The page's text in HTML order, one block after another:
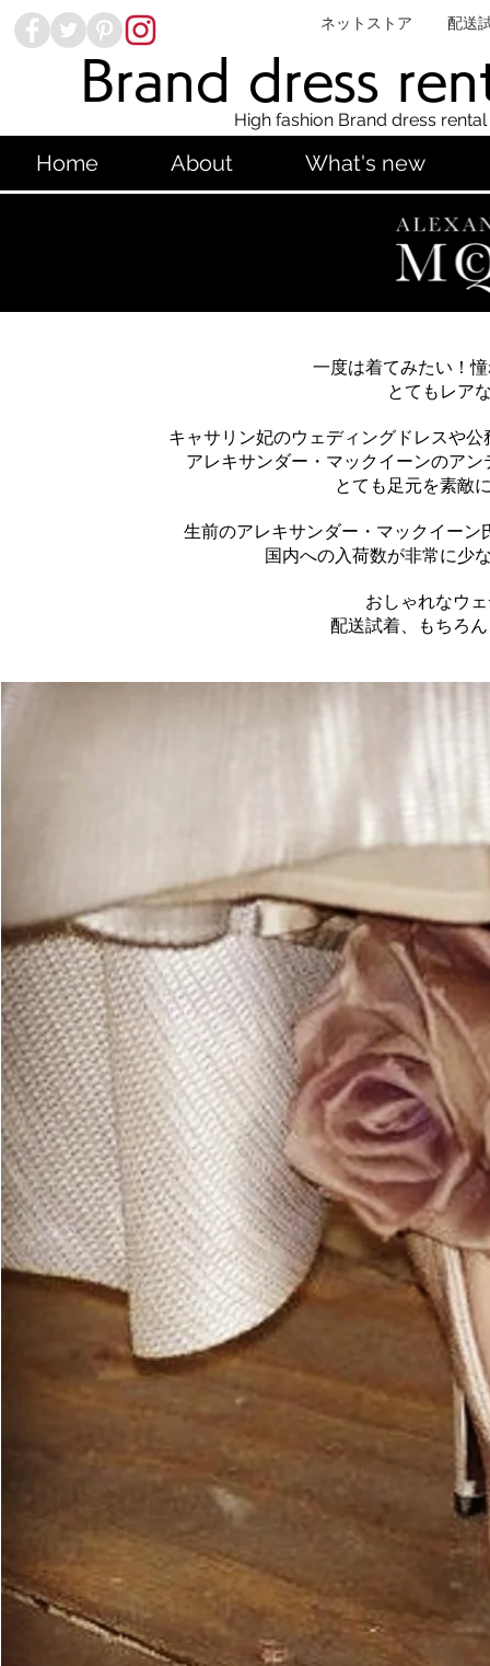
ネットストア 配送
Brand dress
High fashion Brand dress
Home About What's new
一度は着てみたい！
とてもレア
キャサリン妃のウェディングドレスや
アレキサンダー・マックイーンのア
とても足元を素敵
生前のアレキサンダー・マックイー
国内への入荷数が非常に少
おしゃれなウ
配送試着、もちろ